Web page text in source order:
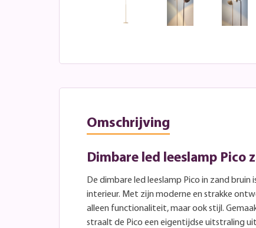
Omschrijving
Dimbare led leeslamp Pico
De dimbare led leeslamp Pico in zand
interieur. Met zijn moderne en strakke
alleen functionaliteit, maar ook stijl.
straalt de Pico een eigentijdse uitstraling